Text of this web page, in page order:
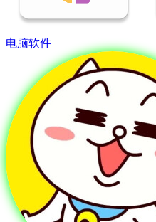
电脑软件